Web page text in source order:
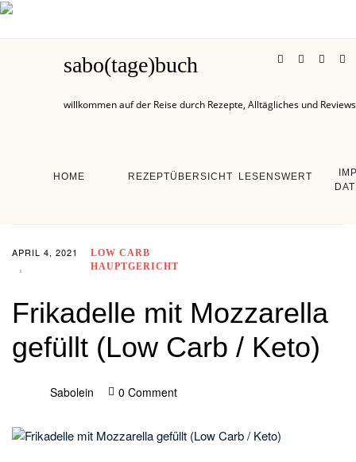
sabo(tage)buch
willkommen auf der Reise durch Rezepte, Alltägliches und Reviews
HOME REZEPTÜBERSICHT LESENSWERT
APRIL 4, 2021
LOW CARB
HAUPTGERICHT
Frikadelle mit Mozzarella
gefüllt (Low Carb / Keto)
Sabolein 0 Comment